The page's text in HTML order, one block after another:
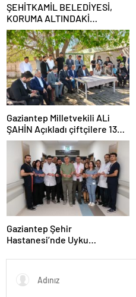
ŞEHİTKAMİL BELEDİYESİ,
KORUMA ALTINDAKİ
ÇOCUKLARI SPORLA
BULUŞTURUYOR
Gaziantep Milletvekili ALi
ŞAHİN Açıkladı çiftçilere 132
Milyon TL acil destek!
Gaziantep Şehir
Hastanesi’nde Uyku
Hizmete Açıldı